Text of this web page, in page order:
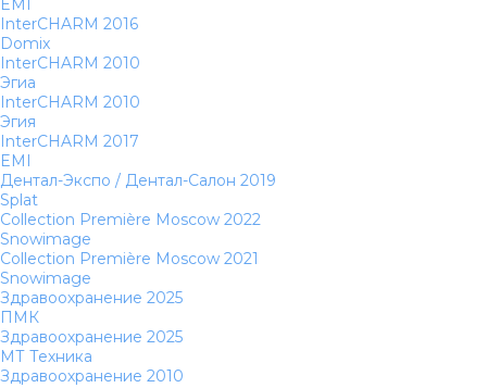
InterCHARM 2016
Domix
InterCHARM 2010
Эгиа
InterCHARM 2010
Эгия
InterCHARM 2017
EMI
Дентал-Экспо / Дентал-Салон 2019
Splat
Collection Première Moscow 2022
Snowimage
Collection Première Moscow 2021
Snowimage
Здравоохранение 2025
ПМК
Здравоохранение 2025
МТ Техника
Здравоохранение 2010